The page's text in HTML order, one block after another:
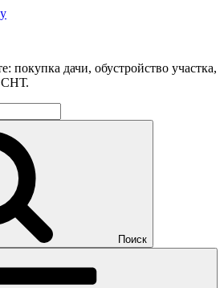
покупка дачи, обустройство участка,
СНТ.
Поиск